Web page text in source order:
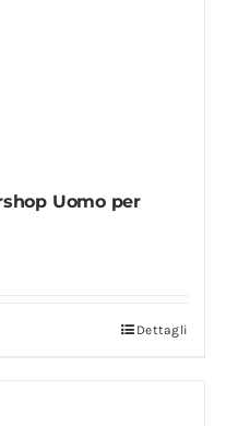
Uomo per
Dettagli